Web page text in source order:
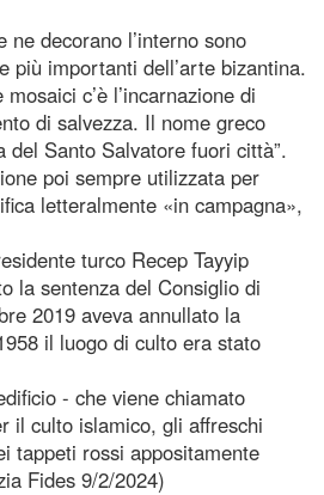
ne decorano l’interno sono
più importanti dell’arte bizantina.
c’è l’incarnazione di
di salvezza. Il nome greco
del Santo Salvatore fuori città”.
poi sempre utilizzata per
letteralmente «in campagna»,
turco Recep Tayyip
la sentenza del Consiglio di
2019 aveva annullato la
il luogo di culto era stato
- che viene chiamato
il culto islamico, gli affreschi
tappeti rossi appositamente
Fides 9/2/2024)